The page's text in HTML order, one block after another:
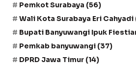
Pemkot Surabaya (56)
Wali Kota Surabaya Eri Cahyadi
Bupati Banyuwangi Ipuk
Pemkab banyuwangi (37)
DPRD Jawa Timur (14)